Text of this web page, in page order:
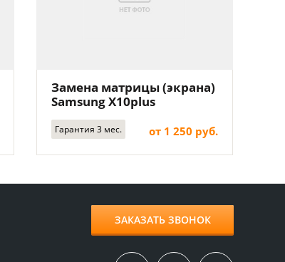
Замена матрицы (экрана)
Samsung X10plus
Гарантия 3 мес. от 1 250 руб.
ЗАКАЗАТЬ ЗВОНОК